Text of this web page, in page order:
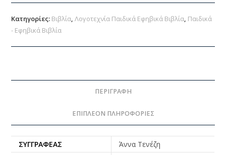
Κατηγορίες: Βιβλία,Λογοτεχνία Παιδικά Εφηβικά Βιβλία, Παιδικά
- Εφηβικά Βιβλία
ΠΕΡΙΓΡΑΦΉ
ΕΠΙΠΛΈΟΝ ΠΛΗΡΟΦΟΡΊΕΣ
ΣΥΓΓΡΑΦΈΑΣ
Άννα Τενέζη